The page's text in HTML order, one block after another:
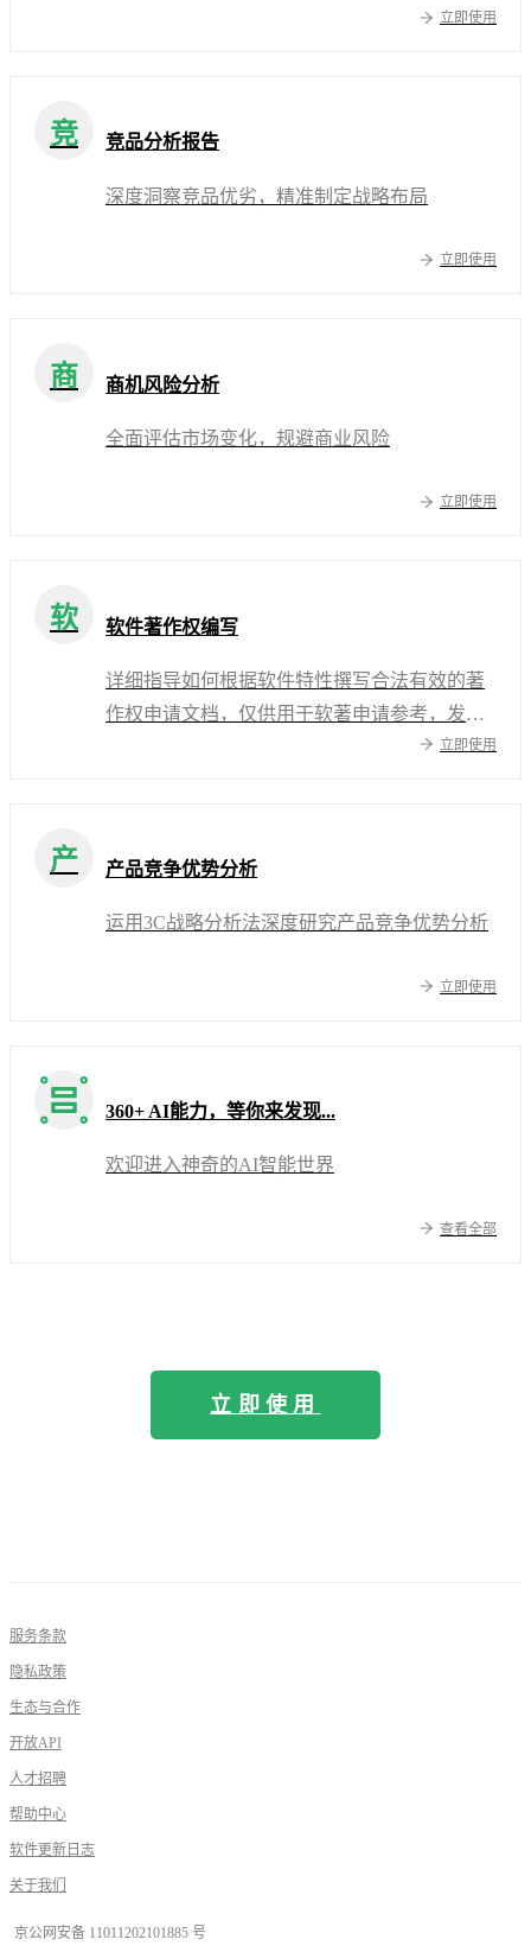
立即使用
竞 竞品分析报告
深度洞察竞品优劣，精准制定战略布局
立即使用
商 商机风险分析
全面评估市场变化，规避商业风险
立即使用
软 软件著作权编写
详细指导如何根据软件特性撰写合法有效的著
作权申请文档，仅供用于软著申请参考，发布
立即使用
产 产品竞争优势分析
运用3C战略分析法深度研究产品竞争优势分析
立即使用
360+ AI能力，等你来发现...
欢迎进入神奇的AI智能世界
查看全部
立即使用
服务条款
隐私政策
生态与合作
开放API
人才招聘
帮助中心
软件更新日志
关于我们
京公网安备 11011202101885 号